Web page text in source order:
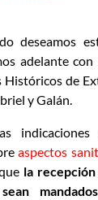
deseamos
adelante
Históricos de
y Galán.
aspectos
la